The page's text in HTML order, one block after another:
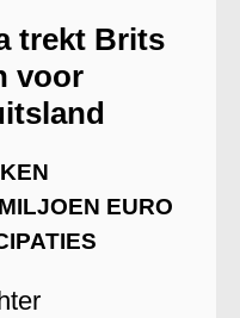
trekt Brits
voor
EURO